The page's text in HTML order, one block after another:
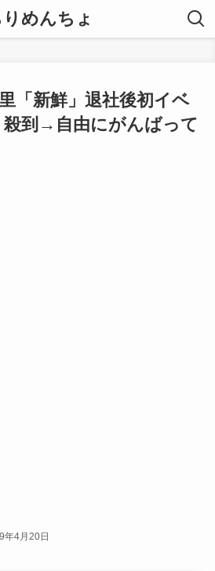
りめんちょ
「新鮮」退社後初イベ
到→自由にがんばって
年4月20日